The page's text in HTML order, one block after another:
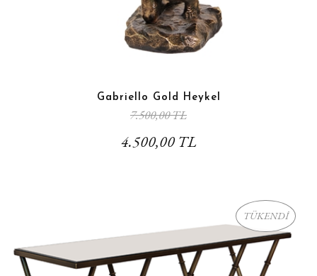
Gabriello Gold Heykel
7.500,00 TL
4.500,00 TL
TÜKENDİ